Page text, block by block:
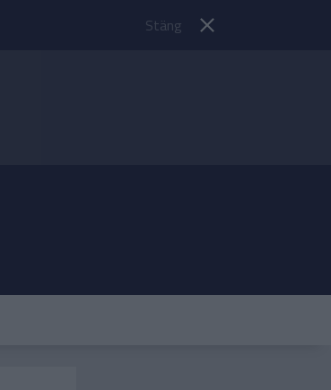
Stäng